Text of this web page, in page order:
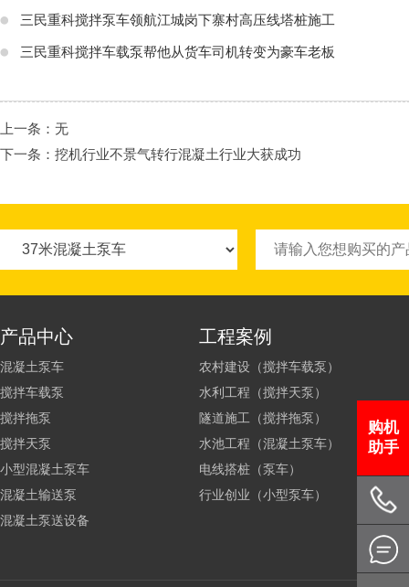
三民重科搅拌泵车领航江城岗下寨村高压线塔桩施工
三民重科搅拌车载泵帮他从货车司机转变为豪车老板
上一条：无
下一条： 挖机行业不景气转行混凝土行业大获成功
产品中心
混凝土泵车
搅拌车载泵
搅拌拖泵
搅拌天泵
小型混凝土泵车
混凝土输送泵
混凝土泵送设备
工程案例
农村建设（搅拌车载泵）
水利工程（搅拌天泵）
隧道施工（搅拌拖泵）
水池工程（混凝土泵车）
电线搭桩（泵车）
行业创业（小型泵车）
购机
助手